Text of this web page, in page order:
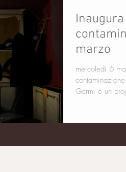
marzo
mercoledì 6
contaminazione Via Cicco Simonetta 14/A,
Germi è un